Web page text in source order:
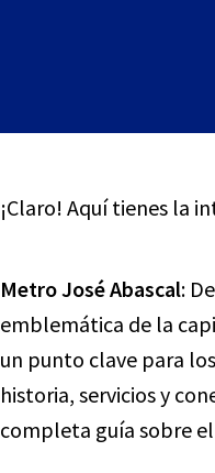
¡Claro! Aquí tienes la
Metro José Abascal:
emblemática de la
un punto clave para
historia, servicios y
completa guía sobre el